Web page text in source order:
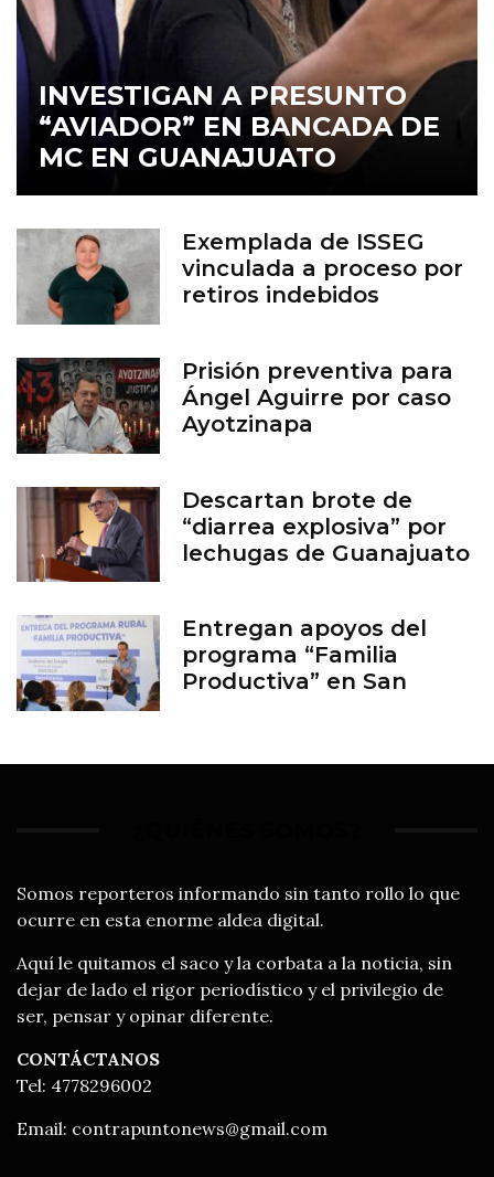
INVESTIGAN A PRESUNTO
“AVIADOR” EN BANCADA DE
MC EN GUANAJUATO
Exemplada de ISSEG
vinculada a proceso por
retiros indebidos
Prisión preventiva para
Ángel Aguirre por caso
Ayotzinapa
Descartan brote de
“diarrea explosiva” por
lechugas de Guanajuato
Entregan apoyos del
programa “Familia
Productiva” en San
Somos reporteros informando sin tanto rollo lo que
ocurre en esta enorme aldea digital.
Aquí le quitamos el saco y la corbata a la noticia, sin
dejar de lado el rigor periodístico y el privilegio de
ser, pensar y opinar diferente.
CONTÁCTANOS
Tel: 4778296002
Email: contrapuntonews@gmail.com